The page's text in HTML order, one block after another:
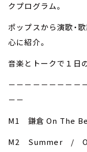
クプログラム。
ポップスから演歌・
心に紹介。
音楽とトークで１日
－－－－－－－－－
－－
M1 鎌倉 On The
M2 Summer /